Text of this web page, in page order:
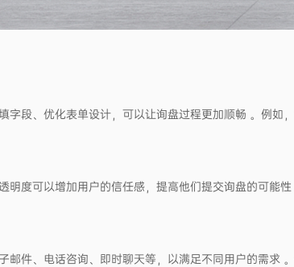
段、优化表单设计，可以让询盘过程更加顺畅 。例如
度可以增加用户的信任感，提高他们提交询盘的可能
件、电话咨询、即时聊天等，以满足不同用户的需求